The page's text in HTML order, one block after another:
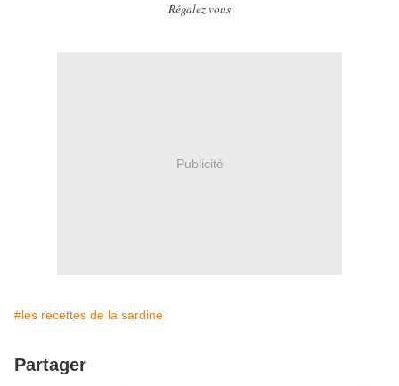
Régalez vous
Publicité
#les recettes de la sardine
Partager